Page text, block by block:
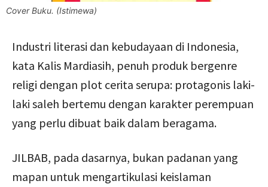
Cover Buku. (Istimewa)
Industri literasi dan kebudayaan di Indonesia,
kata Kalis Mardiasih, penuh produk bergenre
religi dengan plot cerita serupa: protagonis laki-
laki saleh bertemu dengan karakter perempuan
yang perlu dibuat baik dalam beragama.
JILBAB, pada dasarnya, bukan padanan yang
mapan untuk mengartikulasi keislaman